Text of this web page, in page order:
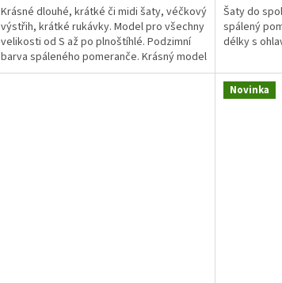
Krásné dlouhé, krátké či midi šaty, véčkový
výstřih, krátké rukávky. Model pro všechny
velikosti od S až po plnoštíhlé. Podzimní
barva spáleného pomeranče. Krásný model
do...
Šaty do
spálený
délky s
Novinka